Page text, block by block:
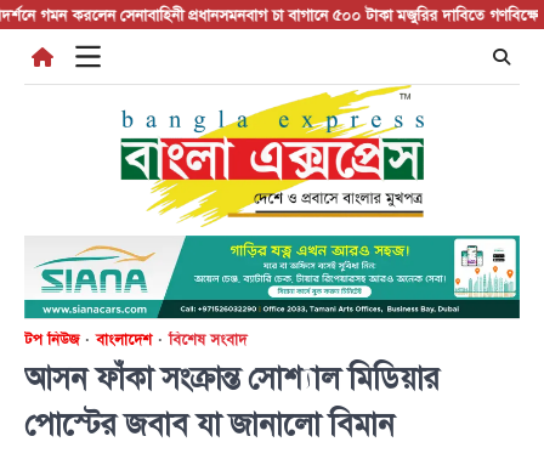
Skip
content
করলেন সেনাবাহিনী প্রধানসমনবাগ চা বাগানে ৫০০ টাকা মজুরির দাবিতে গণবিক্ষোভ
টপ নিউজ বাংলাদেশ বিশেষ সংবাদ
আসন ফাঁকা সংক্রান্ত সোশ্যাল মিডিয়ার
পোস্টের জবাব যা জানালো বিমান